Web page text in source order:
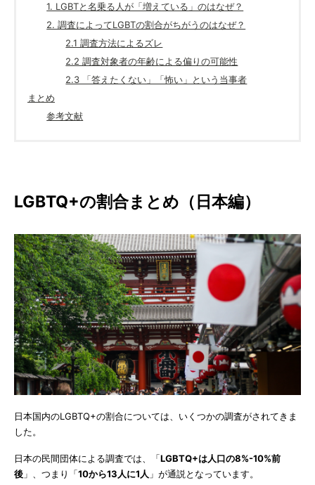
1. LGBTと名乗る人が「増えている」のはなぜ？
2. 調査によってLGBTの割合がちがうのはなぜ？
2.1 調査方法によるズレ
2.2 調査対象者の年齢による偏りの可能性
2.3 「答えたくない」「怖い」という当事者
まとめ
参考文献
LGBTQ+の割合まとめ（日本編）
日本国内のLGBTQ+の割合については、いくつかの調査がされてきま
した。
日本の民間団体による調査では、「LGBTQ+は人口の8%-10%前
後 」、つまり「10から13人に1人 」が通説となっています。